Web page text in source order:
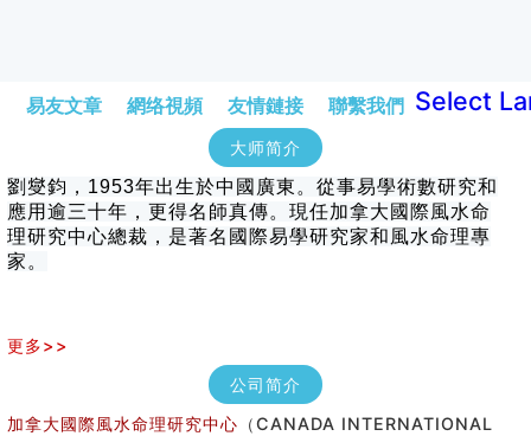
易友文章 網络視頻 友情鏈接 聯繫我們 Select
大师简介
劉燮鈞，1953年出生於中國廣東。從事易學術數研究和
應用逾三十年，更得名師真傳。現任加拿大國際風水命
理研究中心總裁，是著名國際易學研究家和風水命理專
家。
更多>>
公司简介
加拿大國際風水命理研究中心 （CANADA INTERNATIONAL